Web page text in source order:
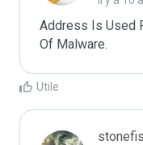
Address Is Used
Of Malware.
Utile